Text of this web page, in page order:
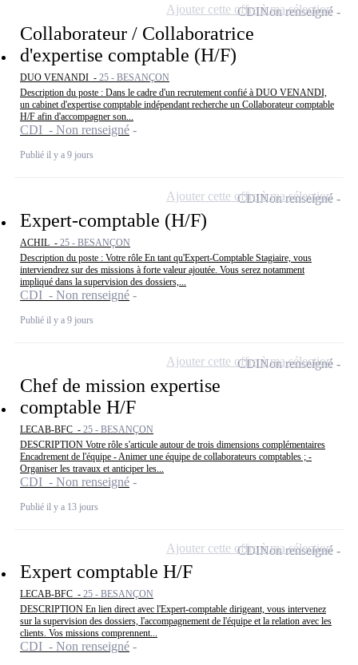
Collaborateur / Collaboratrice
d'expertise comptable (H/F)
DUO VENANDI - 25 - BESANÇON
Description du poste : Dans le cadre d'un recrutement confié à DUO VENANDI,
un cabinet d'expertise comptable indépendant recherche un Collaborateur comptable
H/F afin d'accompagner son...
CDI - Non renseigné
Publié il y a 9 jours
CDINon renseigné
Ajouter cette offre à ma sélection
Expert-comptable (H/F)
ACHIL - 25 - BESANÇON
Description du poste : Votre rôle En tant qu'Expert-Comptable Stagiaire, vous
interviendrez sur des missions à forte valeur ajoutée. Vous serez notamment
impliqué dans la supervision des dossiers,...
CDI - Non renseigné
Publié il y a 9 jours
CDINon renseigné
Ajouter cette offre à ma sélection
Chef de mission expertise
comptable H/F
LECAB-BFC - 25 - BESANÇON
DESCRIPTION Votre rôle s'articule autour de trois dimensions complémentaires
Encadrement de l'équipe - Animer une équipe de collaborateurs comptables ; -
Organiser les travaux et anticiper les...
CDI - Non renseigné
Publié il y a 13 jours
CDINon renseigné
Ajouter cette offre à ma sélection
Expert comptable H/F
LECAB-BFC - 25 - BESANÇON
DESCRIPTION En lien direct avec l'Expert-comptable dirigeant, vous intervenez
sur la supervision des dossiers, l'accompagnement de l'équipe et la relation avec les
clients. Vos missions comprennent...
CDI - Non renseigné
CDINon renseigné
Ajouter cette offre à ma sélection